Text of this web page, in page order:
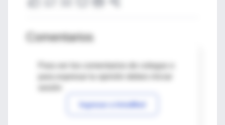
Comentarios
Para ver los comentarios de colegas o
Ingresar a IntraMed